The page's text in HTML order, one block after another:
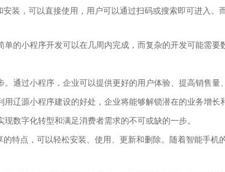
装，可以直接使用，用户可以通过扫码或搜索即可进入。
的小程序开发可以在几周内完成，而复杂的开发可能需
通过小程序，企业可以提供更好的用户体验、提高销售
辽源小程序建设的好处，企业将能够解锁潜在的业务增长
数字化转型和满足消费者需求的不可或缺的一步。
特点，可以轻松安装、使用、更新和删除。随着智能手